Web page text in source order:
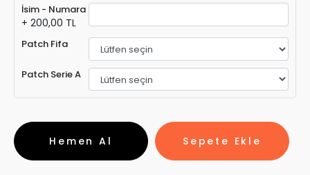
İsim - Numara
+ 200,00 TL
Patch Fifa
Patch Serie A
Sepete Ekle
Hemen Al